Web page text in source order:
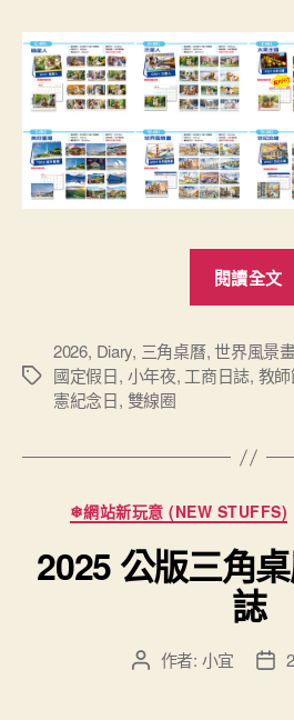
閱讀全文
標
2026, Diary, 三角桌曆,世界風景
國定假日, 小年夜, 工商日誌, 教
憲紀念日, 雙線圈
分
類
❄網站新玩意 (NEW STUFFS)
2025 公版三角
誌
文 作者: 小宜
文